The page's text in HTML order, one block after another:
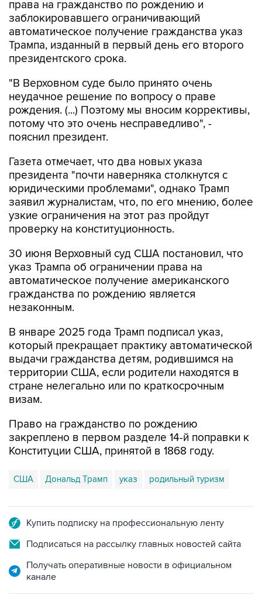
права на гражданство по рождению и
заблокировавшего ограничивающий
автоматическое получение гражданства указ
Трампа, изданный в первый день его второго
президентского срока.
"В Верховном суде было принято очень
неудачное решение по вопросу о праве
рождения. (...) Поэтому мы вносим коррективы,
потому что это очень несправедливо", -
пояснил президент.
Газета отмечает, что два новых указа
президента "почти наверняка столкнутся с
юридическими проблемами", однако Трамп
заявил журналистам, что, по его мнению, более
узкие ограничения на этот раз пройдут
проверку на конституционность.
30 июня Верховный суд США постановил, что
указ Трампа об ограничении права на
автоматическое получение американского
гражданства по рождению является
незаконным.
В январе 2025 года Трамп подписал указ,
который прекращает практику автоматической
выдачи гражданства детям, родившимся на
территории США, если родители находятся в
стране нелегально или по краткосрочным
визам.
Право на гражданство по рождению
закреплено в первом разделе 14-й поправки к
Конституции США, принятой в 1868 году.
США Дональд Трамп указ родильный туризм
Купить подписку на профессиональную ленту
Подписаться на рассылку главных новостей сайта
Получать оперативные новости в официальном
канале